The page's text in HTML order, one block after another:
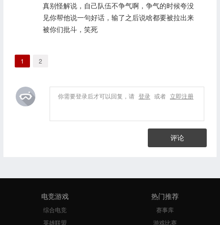
真别怪解说，自己队伍不争气啊，争气的时候夸没
见你帮他说一句好话，输了之后说啥都要被拉出来
被你们批斗，笑死
1 2
你需要登录后才可以回复，请 登录 或者 立即注册
评论
电竞游戏
综合电竞
英雄联盟
热门推荐
赛事库
游戏比赛